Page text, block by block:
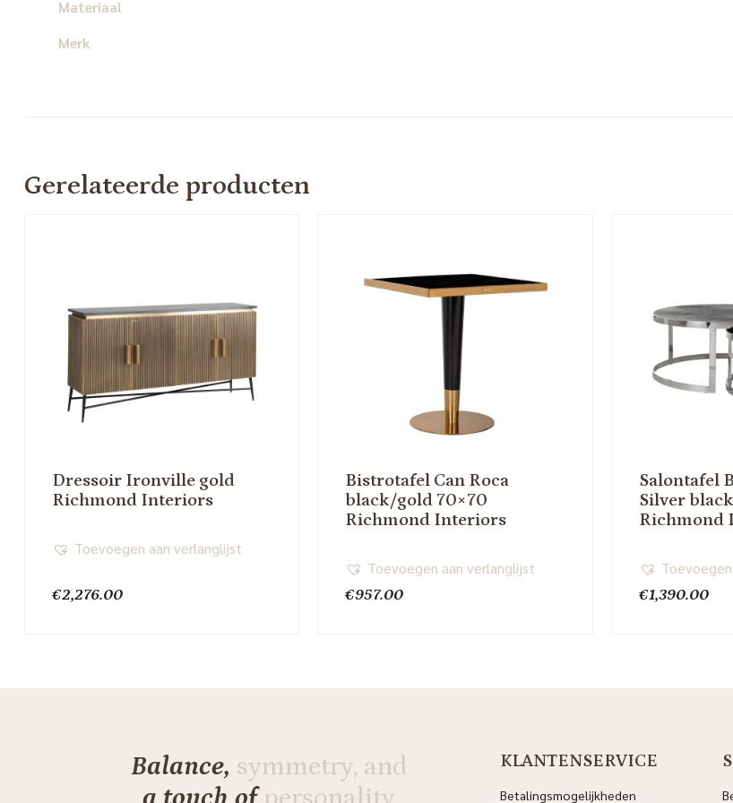
Materiaal
Merk
Gerelateerde producten
Dressoir Ironville gold
Richmond Interiors
€2,276.00
Toevoegen aan verlanglijst
Bistrotafel Can Roca
black/gold 70×70
Richmond Interiors
€957.00
Toevoegen aan verlanglijst
Salontafel
Silver
Richmond
€1,390.00
Balance, symmetry, and
KLANTENSERVICE
Betalingsmogelijkheden